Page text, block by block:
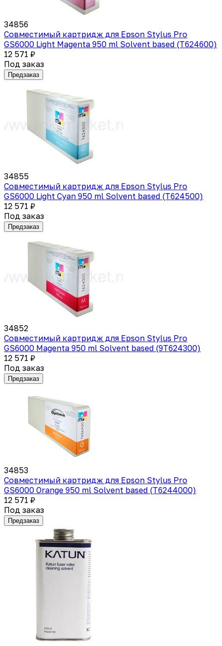
34856
Совместимый картридж для Epson Stylus Pro
GS6000 Light Magenta 950 ml Solvent based (T624600)
12 571 ₽
Под заказ
Предзаказ
34855
Совместимый картридж для Epson Stylus Pro
GS6000 Light Cyan 950 ml Solvent based (T624500)
12 571 ₽
Под заказ
Предзаказ
34852
Совместимый картридж для Epson Stylus Pro
GS6000 Magenta 950 ml Solvent based (9T624300)
12 571 ₽
Под заказ
Предзаказ
34853
Совместимый картридж для Epson Stylus Pro
GS6000 Orange 950 ml Solvent based (T6244000)
12 571 ₽
Под заказ
Предзаказ